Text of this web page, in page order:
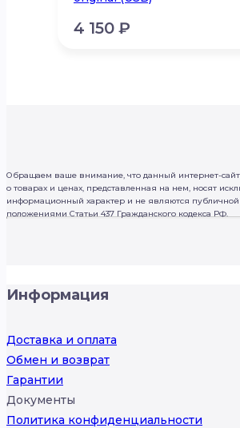
4 150 ₽
Обращаем ваше внимание, что данный интернет-
о товарах и ценах, представленная на нем, носят
информационный характер и не являются
положениями Статьи 437 Гражданского кодекса РФ.
Информация
Доставка и оплата
Обмен и возврат
Гарантии
Документы
Политика конфиденциальности